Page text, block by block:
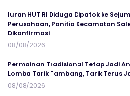
Iuran HUT RI Diduga Dipatok ke
Perusahaan, Panitia Kecamatan
Dikonfirmasi
08/08/2026
Permainan Tradisional Tetap Jadi
Lomba Tarik Tambang, Tarik Terus
08/08/2026